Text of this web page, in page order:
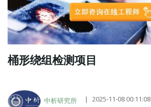
桶形绕组检测项目
中析研究所
2025-11-08 00:11:08